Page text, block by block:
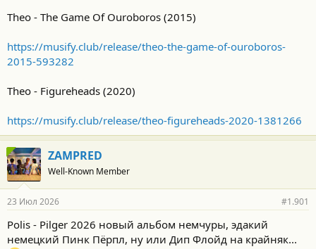
Theo - The Game Of Ouroboros (2015)
https://musify.club/release/theo-the-game-of-ouroboros-
2015-593282
Theo - Figureheads (2020)
https://musify.club/release/theo-figureheads-2020-1381266
ZAMPRED
Well-Known Member
23 Июл 2026 #1.901
Polis - Pilger 2026 новый альбом немчуры, эдакий
немецкий Пинк Пёрпл, ну или Дип Флойд на крайняк...